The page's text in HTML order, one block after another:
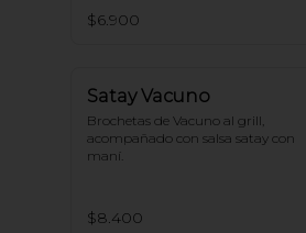
$6.900
Satay Vacuno
Brochetas de Vacuno al grill,
acompañado con salsa satay con
maní.
$8.400